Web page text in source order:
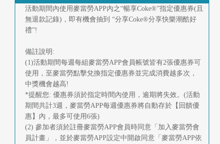
活動期間內使用麥當勞APP內之“暢享Coke®”指定優惠券(且
無退款記錄)，即有機會抽到 “分享Coke®分享快樂潮酷好
禮”!
備註說明:
(1)活動期間每週每組麥當勞APP會員帳號皆有2張優惠券可
使用，至麥當勞點擊兌換指定優惠券並完成消費越多次，
中獎機會越高!
*提醒您: 優惠券須於指定時間內使用，逾期將失效。(活動
期間共計3週，麥當勞APP每週優惠券將自動存於【回饋優
惠】內，最多可使用6張)
(2) 參加者須於註冊麥當勞APP會員時同意「加入麥當勞會
員計畫」，並於麥當勞APP設定中開啟同意「麥當勞APP依